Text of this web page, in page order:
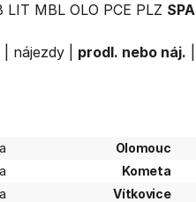
LIT MBL OLO PCE PLZ SPA
nájezdy| prodl. nebo náj.
Olomouc
Kometa
Vítkovice